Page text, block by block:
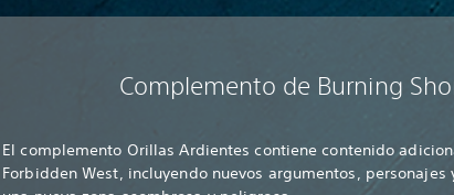
Complemento de Burning
El complemento Orillas Ardientes contiene contenido
Forbidden West, incluyendo nuevos argumentos, personajes